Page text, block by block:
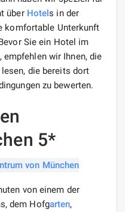
über Hotels in der
komfortable Unterkunft
Sie ein Hotel im
empfehlen wir Ihnen, die
lesen, die bereits dort
zu bewerten.
5*
von einem der
dem Hofgarten,